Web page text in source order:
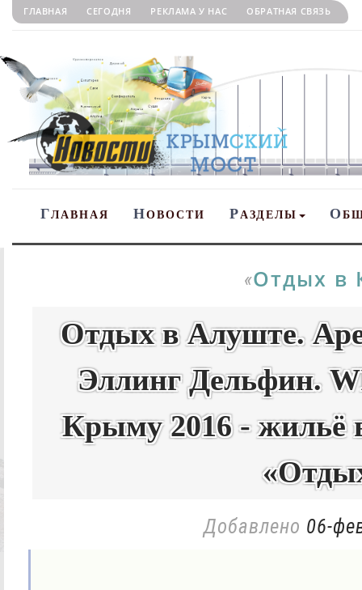
ГЛАВНАЯ СЕГОДНЯ РЕКЛАМА У НАС ОБРАТНАЯ СВЯЗЬ
ГЛАВНАЯ НОВОСТИ РАЗДЕЛЫ О
«Отдых в
Отдых в Алуште.
Эллинг Дельфин.
Крыму 2016 - жильё
Добавлено 06-